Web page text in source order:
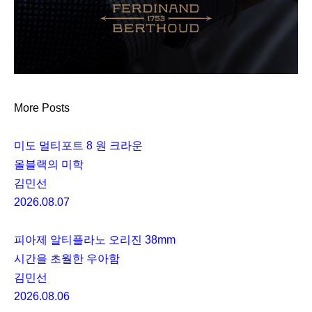
More Posts
미도 멀티포트 8 원 크라운
올블랙의 미학
김민선
2026.08.07
피아제 알티플라노 오리진 38mm
시간을 초월한 우아함
김민선
2026.08.06